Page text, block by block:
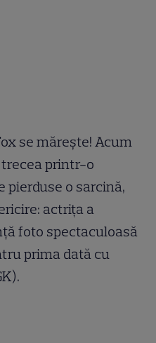
se mărește! Acum
trecea printr-o
pierduse o sarcină,
actrița a
foto spectaculoasă
prima dată cu